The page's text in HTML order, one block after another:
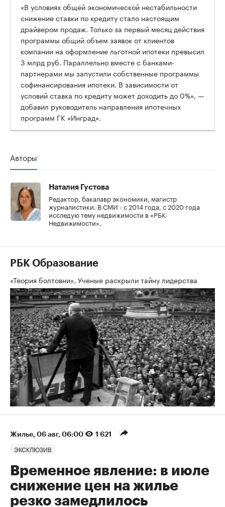
«В условиях общей экономической нестабильности
снижение ставки по кредиту стало настоящим
драйвером продаж. Только за первый месяц действия
программы общий объем заявок от клиентов
компании на оформление льготной ипотеки превысил
3 млрд руб. Параллельно вместе с банками-
партнерами мы запустили собственные программы
софинансирования ипотеки. В зависимости от
условий ставка по кредиту может доходить до 0%», —
добавил руководитель направления ипотечных
программ ГК «Инград».
Авторы
Наталия Густова
Редактор, бакалавр экономики, магистр
журналистики. В СМИ - с 2014 года, с 2020 года
исследую тему недвижимости в «РБК-
Недвижимости».
РБК Образование
«Теория болтовни». Ученые раскрыли тайну лидерства
Жилье 06 авг, 06:00 1 621
ЭКСКЛЮЗИВ
Временное явление: в июле
снижение цен на жилье
резко замедлилось